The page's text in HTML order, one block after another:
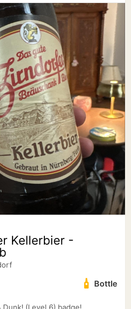
Kellerbier -
Bottle